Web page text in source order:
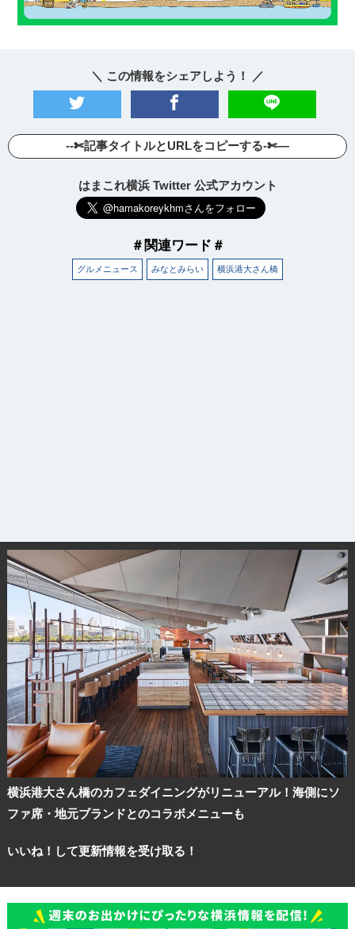
＼ この情報をシェアしよう！ ／
--✄記事タイトルとURLをコピーする-✄—
はまこれ横浜 Twitter 公式アカウント
＃関連ワード＃
グルメニュース みなとみらい 横浜港大さん橋
横浜港大さん橋のカフェダイニングがリニューアル！海側にソ
ファ席・地元ブランドとのコラボメニューも
いいね！して更新情報を受け取る！
観光ガイド
ランキング